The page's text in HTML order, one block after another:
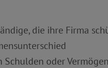
die ihre Firma
oder Vermögen